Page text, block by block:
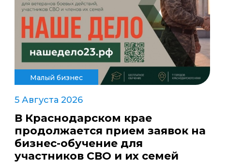
Малый бизнес
5 Августа 2026
В Краснодарском крае
продолжается прием заявок на
бизнес-обучение для
участников СВО и их семей